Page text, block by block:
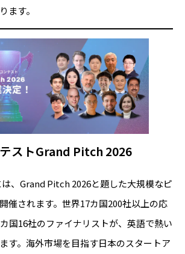
ます。
ストGrand Pitch 2026
、Grand Pitch 2026と題した大規模なピ
催されます。世界17カ国200社以上の応
国16社のファイナリストが、英語で熱い
す。海外市場を目指す日本のスタートア